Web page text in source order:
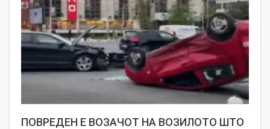
ПОВРЕДЕН Е ВОЗАЧОТ НА ВОЗИЛОТО ШТО